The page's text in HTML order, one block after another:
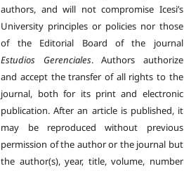
authors, and will not compromise Icesi’s
University principles or policies nor those
of the Editorial Board of the journal
Estudios Gerenciales. Authors authorize
and accept the transfer of all rights to the
journal, both for its print and electronic
publication. After an article is published, it
may be reproduced without previous
permission of the author or the journal but
the author(s), year, title, volume, number